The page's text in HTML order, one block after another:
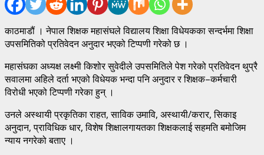
काठमाडौं । नेपाल शिक्षक महासंघले विद्यालय शिक्षा विधेयकका सन्दर्भमा शिक्षा
उपसमितिको प्रतिवेदन अनुदार भएको टिप्पणी गरेको छ ।
महासंघका अध्यक्ष लक्ष्मी किशोर सुवेदीले उपसमितिले पेश गरेको प्रतिवेदन थुप्रै
सवालमा अहिले दर्ता भएको विधेयक भन्दा पनि अनुदार र शिक्षक–कर्मचारी
विरोधी भएको टिप्पणी गरेका हुन् ।
उनले अस्थायी प्रकृतिका राहत, साविक उमावि, अस्थायी/करार, सिकाइ
अनुदान, प्राविधिक धार, विशेष शिक्षालगायतका शिक्षकलाई सहमति बमोजिम
न्याय नगरेको बताए ।